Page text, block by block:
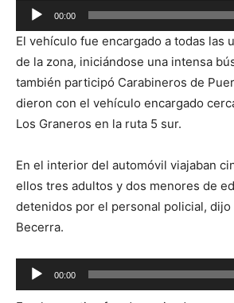
Reproductor
de
audio
00:00
El vehículo fue encargado a todas las
de la zona, iniciándose una intensa
también participó Carabineros de
dieron con el vehículo encargado
Los Graneros en la ruta 5 sur.
En el interior del automóvil viajaban
ellos tres adultos y dos menores de
detenidos por el personal policial, dijo
Becerra.
Reproductor
de
00:00